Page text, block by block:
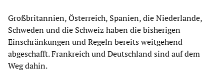
Großbritannien, Österreich, Spanien, die Niederlande,
Schweden und die Schweiz haben die bisherigen
Einschränkungen und Regeln bereits weitgehend
abgeschafft. Frankreich und Deutschland sind auf dem
Weg dahin.